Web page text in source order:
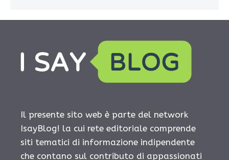
Il presente sito web è parte del network
IsayBlog! la cui rete editoriale comprende
siti tematici di informazione indipendente
che contano sul contributo di appassionati